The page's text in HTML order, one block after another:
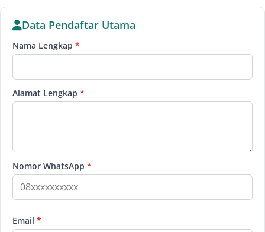
Data Pendaftar Utama
Nama Lengkap *
Alamat Lengkap *
Nomor WhatsApp *
Email *